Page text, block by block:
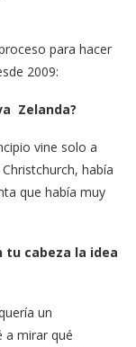
para hacer
2009:
Zelanda?
vine solo a
había
que había muy
tu cabeza la idea
un
a mirar qué